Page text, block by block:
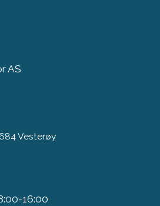
AS
Vesterøy
16:00